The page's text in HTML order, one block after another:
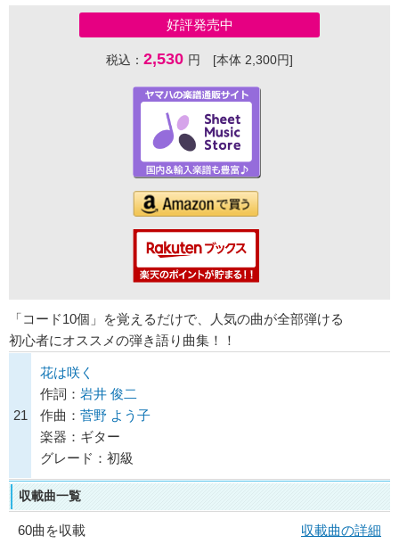
好評発売中
税込： 2,530 円 [本体 2,300円]
「コード10個」を覚えるだけで、人気の曲が全部弾ける
初心者にオススメの弾き語り曲集！！
21
花は咲く
作詞： 岩井 俊二
作曲： 菅野 よう子
楽器：ギター
グレード：初級
収載曲一覧
60曲を収載
収載曲の詳細